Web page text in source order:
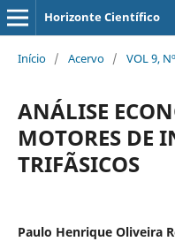
Horizonte Científico
Início / Acervo / VOL 9,
ANÁLISE
MOTORES DE
TRIFÃSICOS
Paulo Henrique Oliveira